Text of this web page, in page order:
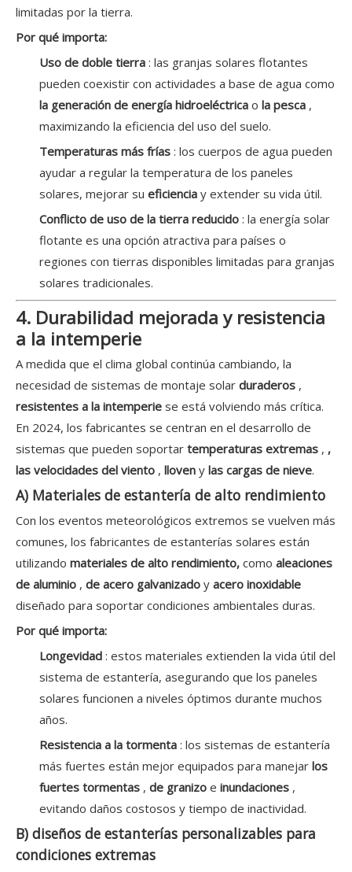
limitadas por la tierra.
Por qué importa:
Uso de doble tierra : las granjas solares flotantes
pueden coexistir con actividades a base de agua como
la generación de energía hidroeléctrica o la pesca ,
maximizando la eficiencia del uso del suelo.
Temperaturas más frías : los cuerpos de agua pueden
ayudar a regular la temperatura de los paneles
solares, mejorar su eficiencia y extender su vida útil.
Conflicto de uso de la tierra reducido : la energía solar
flotante es una opción atractiva para países o
regiones con tierras disponibles limitadas para granjas
solares tradicionales.
4. Durabilidad mejorada y resistencia
a la intemperie
A medida que el clima global continúa cambiando, la
necesidad de sistemas de montaje solar duraderos ,
resistentes a la intemperie se está volviendo más crítica.
En 2024, los fabricantes se centran en el desarrollo de
sistemas que pueden soportar temperaturas extremas , ,
las velocidades del viento , lloven y las cargas de nieve.
A) Materiales de estantería de alto rendimiento
Con los eventos meteorológicos extremos se vuelven más
comunes, los fabricantes de estanterías solares están
utilizando materiales de alto rendimiento, como aleaciones
de aluminio , de acero galvanizado y acero inoxidable
diseñado para soportar condiciones ambientales duras.
Por qué importa:
Longevidad : estos materiales extienden la vida útil del
sistema de estantería, asegurando que los paneles
solares funcionen a niveles óptimos durante muchos
años.
Resistencia a la tormenta : los sistemas de estantería
más fuertes están mejor equipados para manejar los
fuertes tormentas , de granizo e inundaciones ,
evitando daños costosos y tiempo de inactividad.
B) diseños de estanterías personalizables para
condiciones extremas